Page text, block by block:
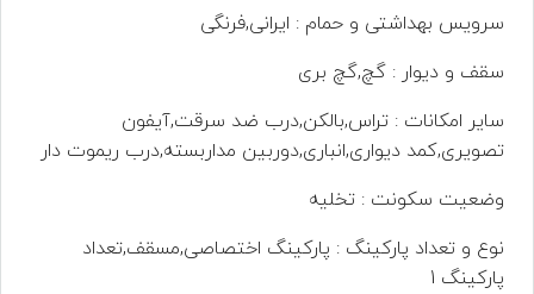
سرویس بهداشتی و حمام : ایرانی,فرنگی
سقف و دیوار : گچ,گچ بری
سایر امکانات : تراس,بالکن,درب ضد سرقت,آیفون
تصویری,کمد دیواری,انباری,دوربین مداربسته,درب ریموت دار
وضعیت سکونت : تخلیه
نوع و تعداد پارکینگ : پارکینگ اختصاصی,مسقف,تعداد
پارکینگ 1